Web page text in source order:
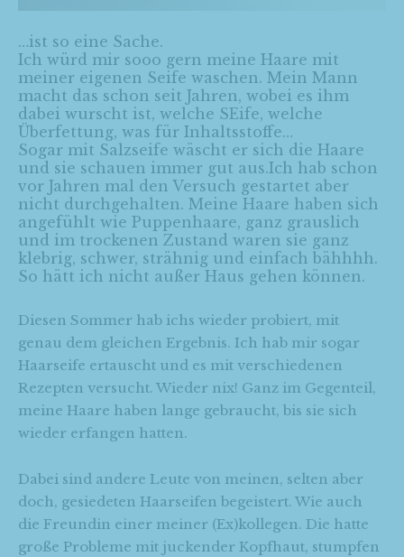
…ist so eine Sache.
Ich würd mir sooo gern meine Haare mit
meiner eigenen Seife waschen. Mein Mann
macht das schon seit Jahren, wobei es ihm
dabei wurscht ist, welche SEife, welche
Überfettung, was für Inhaltsstoffe…
Sogar mit Salzseife wäscht er sich die Haare
und sie schauen immer gut aus.Ich hab schon
vor Jahren mal den Versuch gestartet aber
nicht durchgehalten. Meine Haare haben sich
angefühlt wie Puppenhaare, ganz grauslich
und im trockenen Zustand waren sie ganz
klebrig, schwer, strähnig und einfach bähhhh.
So hätt ich nicht außer Haus gehen können.
Diesen Sommer hab ichs wieder probiert, mit
genau dem gleichen Ergebnis. Ich hab mir sogar
Haarseife ertauscht und es mit verschiedenen
Rezepten versucht. Wieder nix! Ganz im Gegenteil,
meine Haare haben lange gebraucht, bis sie sich
wieder erfangen hatten.
Dabei sind andere Leute von meinen, selten aber
doch, gesiedeten Haarseifen begeistert. Wie auch
die Freundin einer meiner (Ex)kollegen. Die hatte
große Probleme mit juckender Kopfhaut, stumpfen